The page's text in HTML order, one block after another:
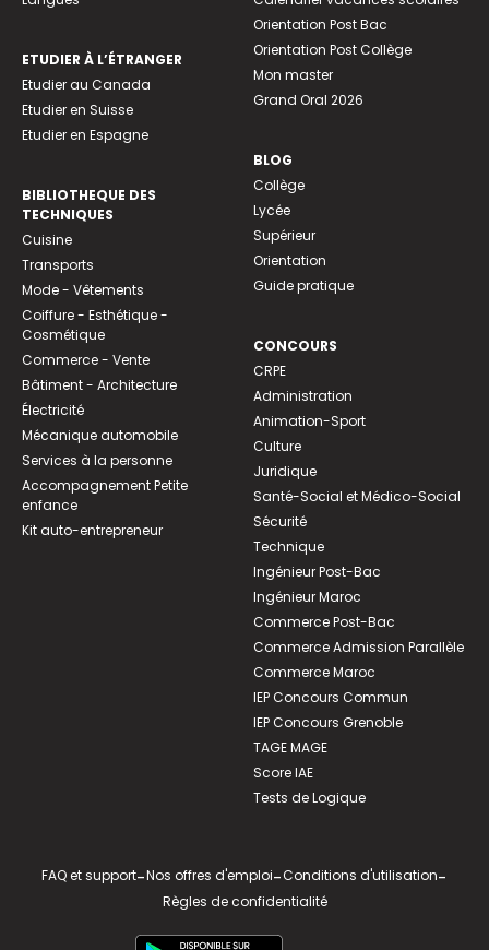
ETUDIER À L’ÉTRANGER
Etudier au Canada
Etudier en Suisse
Etudier en Espagne
BIBLIOTHEQUE DES
TECHNIQUES
Cuisine
Transports
Mode - Vêtements
Coiffure - Esthétique -
Cosmétique
Commerce - Vente
Bâtiment - Architecture
Électricité
Mécanique automobile
Services à la personne
Accompagnement Petite
enfance
Kit auto-entrepreneur
Orientation Post Bac
Orientation Post Collège
Mon master
Grand Oral 2026
BLOG
Collège
Lycée
Supérieur
Orientation
Guide pratique
CONCOURS
CRPE
Administration
Animation-Sport
Culture
Juridique
Santé-Social et Médico-Social
Sécurité
Technique
Ingénieur Post-Bac
Ingénieur Maroc
Commerce Post-Bac
Commerce Admission Parallèle
Commerce Maroc
IEP Concours Commun
IEP Concours Grenoble
TAGE MAGE
Score IAE
Tests de Logique
FAQ et support-Nos offres d'emploi-Conditions d'utilisation-
Règles de confidentialité